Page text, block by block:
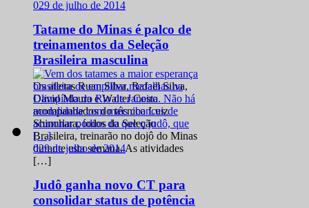
029 de julho de 2014
Tatame do Minas é palco de
treinamentos da Seleção
Brasileira masculina
Os atletas Ruan Silva, Rafael Silva,
David Moura e Walter Costa
acompanhados do técnico Luiz
Shinohara, todos da Seleção
Brasileira, treinarão no dojô do Minas
durante esta semana. As atividades
[…]
029 de julho de 2014
Judô ganha novo CT para
consolidar status de potência